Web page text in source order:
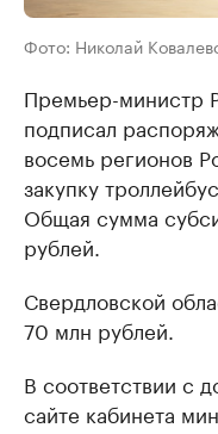
Фото: Николай
Премьер-министр
подписал
восемь регионов
закупку
Общая сумма
рублей.
Свердловской
70 млн рублей.
В соответствии с
сайте кабинета